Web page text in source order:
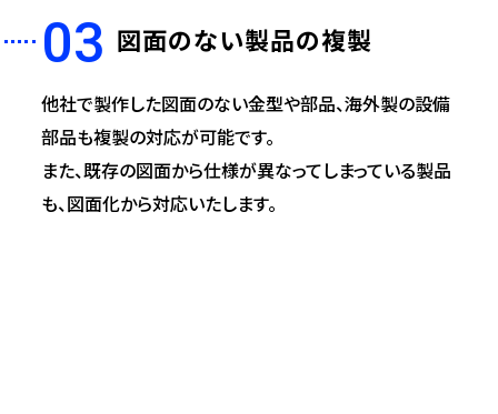
03 図面のない製品の複製
他社で製作した図面のない金型や部品、海外製の設備
部品も複製の対応が可能です。
また、既存の図面から仕様が異なってしまっている製品
も、図面化から対応いたします。